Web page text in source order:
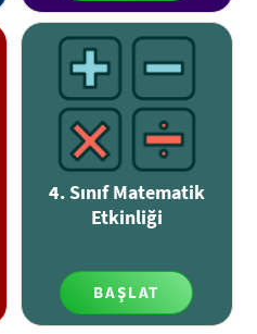
4. Sınıf Matematik
Etkinliği
BAŞLAT